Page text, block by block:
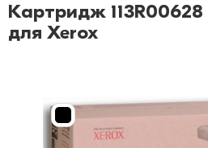
Картридж
для Xerox